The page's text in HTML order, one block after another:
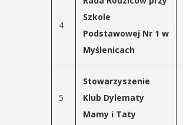
4
Szkole
Podstawowej Nr 1 w
Myślenicach
5
Stowarzyszenie
Klub Dylematy
Mamy i Taty